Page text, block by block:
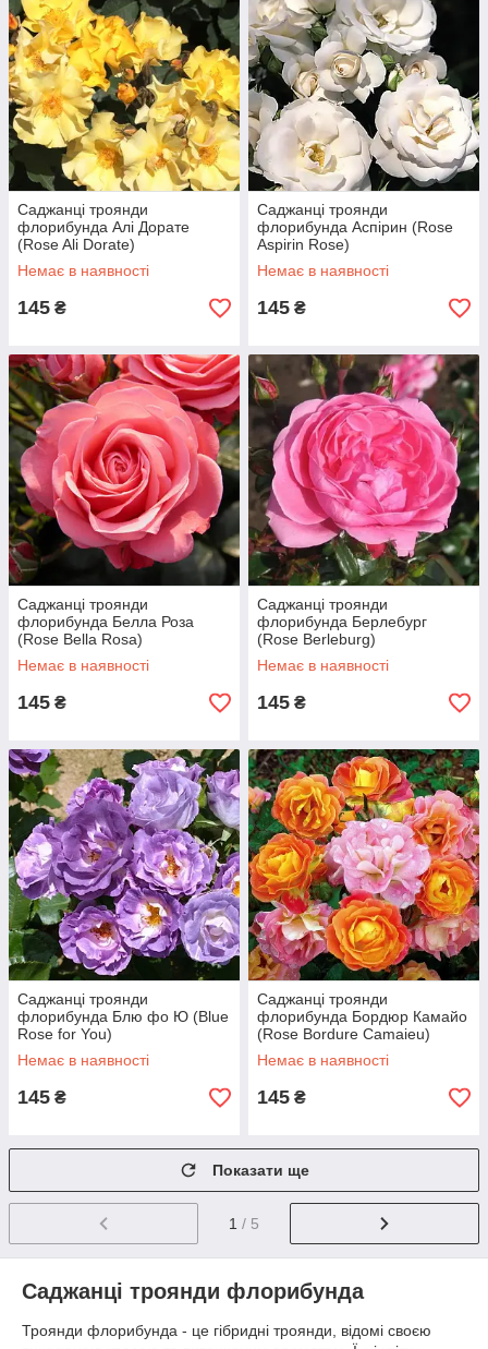
Саджанці троянди
флорибунда Алі Дорате
(Rose Ali Dorate)
Немає в наявності
145 ₴
Саджанці троянди
флорибунда Аспірин (Rose
Aspirin Rose)
Немає в наявності
145 ₴
Саджанці троянди
флорибунда Белла Роза
(Rose Bella Rosa)
Немає в наявності
145 ₴
Саджанці троянди
флорибунда Берлебург
(Rose Berleburg)
Немає в наявності
145 ₴
Саджанці троянди
флорибунда Блю фо Ю (Blue
Rose for You)
Немає в наявності
145 ₴
Саджанці троянди
флорибунда Бордюр Камайо
(Rose Bordure Camaieu)
Немає в наявності
145 ₴
Показати ще
1 / 5
Саджанці троянди флорибунда
Троянди флорибунда - це гібридні троянди, відомі своєю